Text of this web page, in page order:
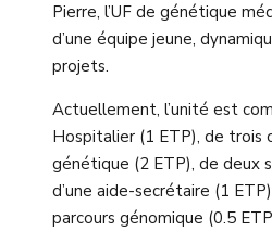
Pierre, l’UF de génétique
d’une équipe jeune,
projets.
Actuellement, l’unité est
Hospitalier (1 ETP), de trois
génétique (2 ETP), de deux
d’une aide-secrétaire (1
parcours génomique (0.5